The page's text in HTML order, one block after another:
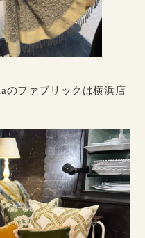
のファブリックは横浜店